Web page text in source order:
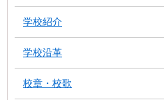
学校紹介
学校沿革
校章・校歌